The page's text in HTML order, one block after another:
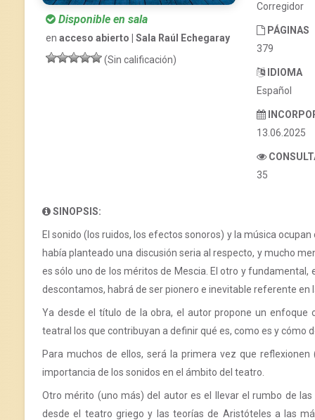
Disponible en sala
en acceso abierto | Sala Raúl Echegaray
(Sin calificación)
Corregidor
PÁGINAS
379
IDIOMA
Español
13.06.2025
35
SINOPSIS:
El sonido (los ruidos, los efectos sonoros) y la música
había planteado una discusión seria al respecto, y mucho
es sólo uno de los méritos de Mescia. El otro y
descontamos, habrá de ser pionero e inevitable referente en
Ya desde el título de la obra, el autor propone un enfoque
teatral los que contribuyan a definir qué es, como es y cómo
Para muchos de ellos, será la primera vez que
importancia de los sonidos en el ámbito del teatro.
Otro mérito (uno más) del autor es el llevar el rumbo de
desde el teatro griego y las teorías de Aristóteles a las